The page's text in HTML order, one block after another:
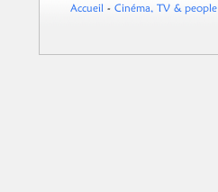
Accueil - Cinéma, TV & people